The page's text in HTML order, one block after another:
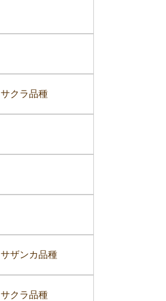
サクラ品種
サザンカ品種
サクラ品種